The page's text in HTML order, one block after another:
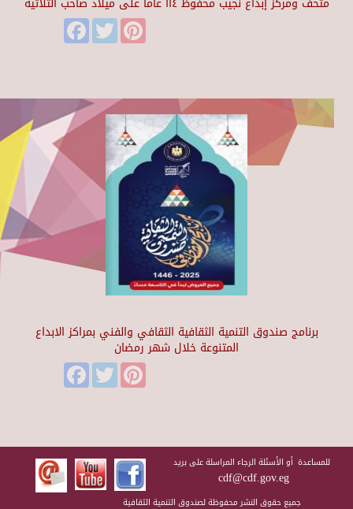
FacebookTwitter
برنامج صندوق التنمية الثقافية الثقافي والفني بمراكز الابداع
المتنوعة خلال شهر رمضان
FacebookTwitter
للمساعدة أو الأسئلة الرجاء المراسلة على بريد
cdf@cdf.gov.eg
جميع حقوق النشر محفوظة لصندوق التنمية الثقافية